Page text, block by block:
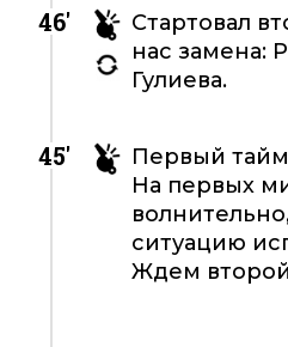
46'
Стартовал
нас замена:
Гулиева.
45'
Первый
На первых
ситуацию
Ждем